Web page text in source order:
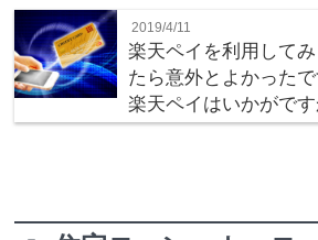
2019/4/11
楽天ペイを利用して
たら意外とよかった
楽天ペイはいかがです